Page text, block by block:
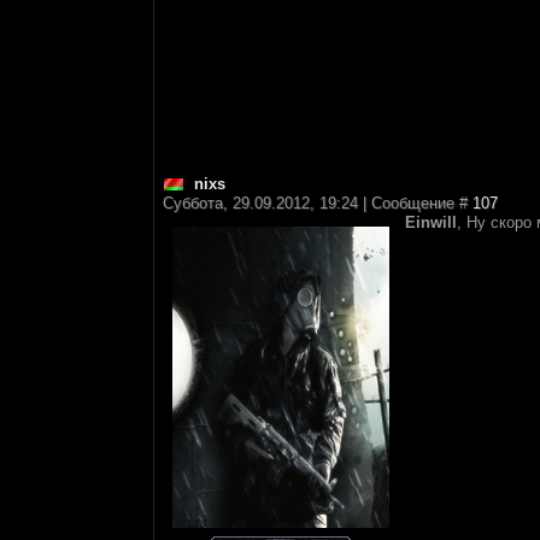
nixs
Суббота, 29.09.2012, 19:24 | Сообщение # 107
Einwill , Ну скоро